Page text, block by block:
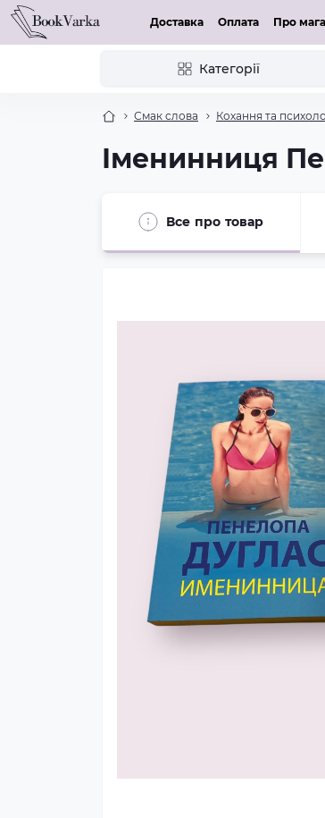
Доставка Оплата Про
Категорії
Смак слова Кохання та
Іменинниця
Все про товар